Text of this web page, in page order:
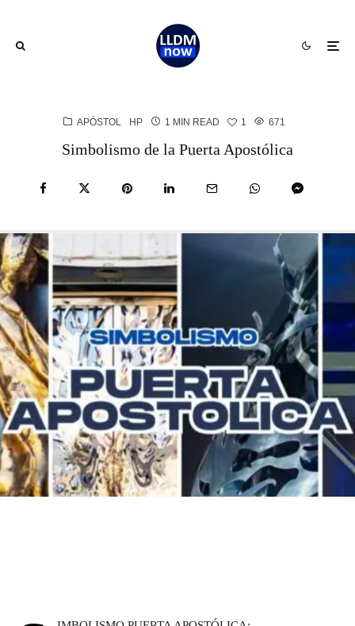
APÓSTOL HP 1 MIN READ 1 671
Simbolismo de la Puerta Apostólica